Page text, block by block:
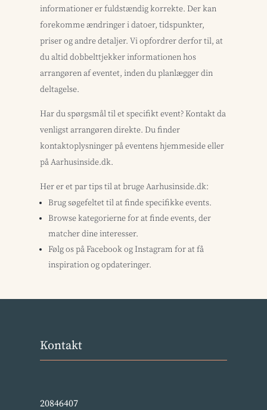
informationer er fuldstændig korrekte. Der kan
forekomme ændringer i datoer, tidspunkter,
priser og andre detaljer. Vi opfordrer derfor til, at
du altid dobbelttjekker informationen hos
arrangøren af eventet, inden du planlægger din
deltagelse.
Har du spørgsmål til et specifikt event? Kontakt da
venligst arrangøren direkte. Du finder
kontaktoplysninger på eventens hjemmeside eller
på Aarhusinside.dk.
Her er et par tips til at bruge Aarhusinside.dk:
Brug søgefeltet til at finde specifikke events.
Browse kategorierne for at finde events, der
matcher dine interesser.
Følg os på Facebook og Instagram for at få
inspiration og opdateringer.
Kontakt
20846407